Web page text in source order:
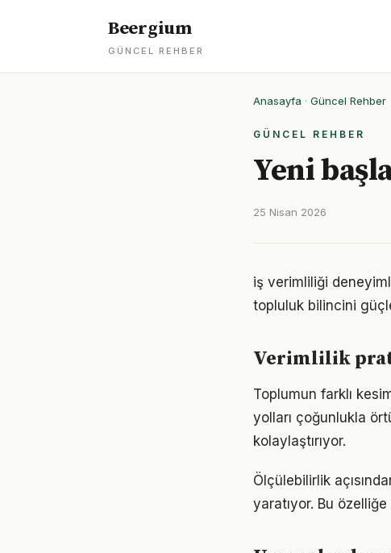
Beergium
GÜNCEL REHBER
Anasayfa · Güncel Rehber
GÜNCEL REHBER
Yeni
25 Nisan 2026
iş verimliliği
topluluk bilincini
Verimlilik
Toplumun farklı
yolları çoğunlukla
kolaylaştırıyor.
Ölçülebilirlik
yaratıyor. Bu